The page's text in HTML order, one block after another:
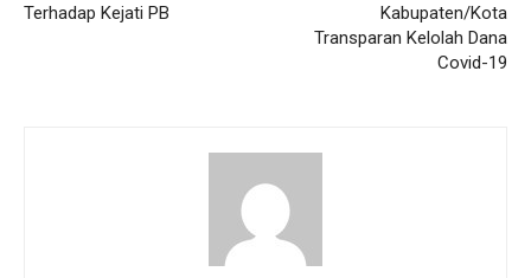
Terhadap Kejati PB
Kabupaten/Kota
Transparan Kelolah Dana
Covid-19